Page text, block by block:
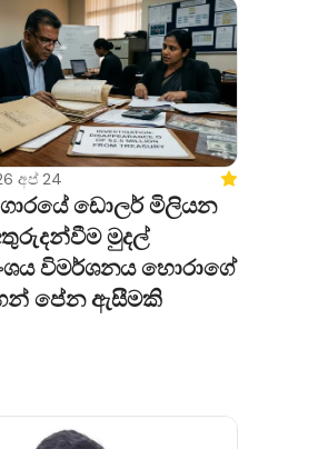
අප් 24 Featured
ඩොලර් මිලියන
මුදල්
විමර්ශනය හොරාගේ
පේන ඇසීමකි